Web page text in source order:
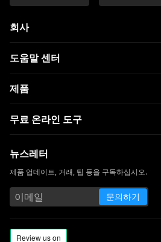
회사
도움말 센터
제품
무료 온라인 도구
뉴스레터
제품 업데이트, 거래, 팁 등을 구독하십시오.
문의하기